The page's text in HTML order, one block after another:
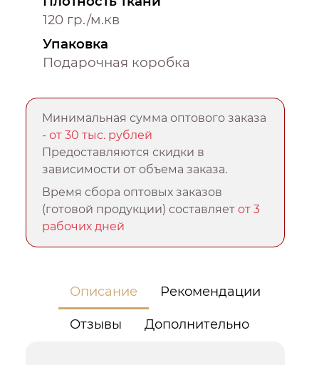
120 гр./м.кв
Упаковка
Подарочная коробка
Минимальная сумма оптового заказа
-от 30 тыс. рублей
Предоставляются скидки в
зависимости от объема заказа.
Время сбора оптовых заказов
(готовой продукции) составляетот 3
рабочих дней
Описание Рекомендации
Отзывы Дополнительно